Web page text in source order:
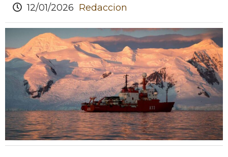
12/01/2026 Redaccion